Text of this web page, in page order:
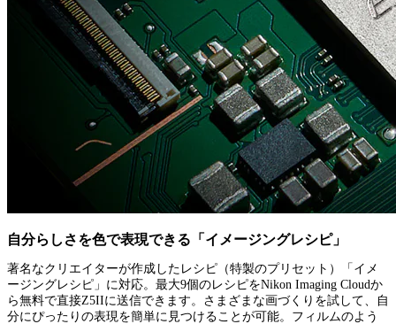
自分らしさを色で表現できる「イメージングレシピ」
著名なクリエイターが作成したレシピ（特製のプリセット）「イメ
ージングレシピ」に対応。最大9個のレシピをNikon Imaging Cloudか
ら無料で直接Z5IIに送信できます。さまざまな画づくりを試して、自
分にぴったりの表現を簡単に見つけることが可能。フィルムのよう